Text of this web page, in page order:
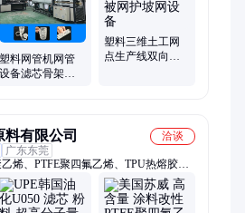
水网、燃气管道网、双向拉伸网、牡蛎
埋警示网、塑料蚊虫网、植物攀爬网、
被攀爬网
塑料网管机网管
设备滤芯骨架网
塑料三维土工网
点生产线双向拉
有限公司
洽谈
广东东莞
烯、PTFE聚四氟乙烯、TPU热熔胶